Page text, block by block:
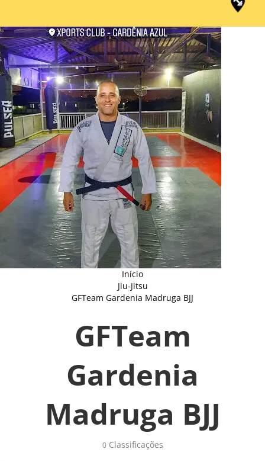
Início
Jiu-Jitsu
GFTeam Gardenia Madruga BJJ
GFTeam
Gardenia
Madruga BJJ
0Classificações